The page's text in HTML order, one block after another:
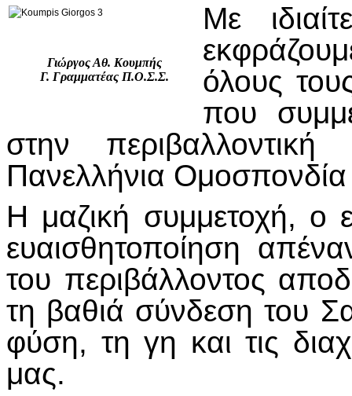
Γιώργος Αθ. Κουμπής
Γ. Γραμματέας Π.Ο.Σ.Σ.
Με
όλους
που
στην
Πανελλήνια
Η μαζική συμμετοχή, ο
ευαισθητοποίηση
του περιβάλλοντος
τη βαθιά σύνδεση του
φύση, τη γη και τις
μας.